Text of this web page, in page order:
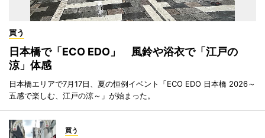
買う
日本橋で「ECO EDO」 風鈴や浴衣で「江戸の
涼」体感
日本橋エリアで7月17日、夏の恒例イベント「ECO EDO 日本橋 2026～
五感で楽しむ、江戸の涼～」が始まった。
買う